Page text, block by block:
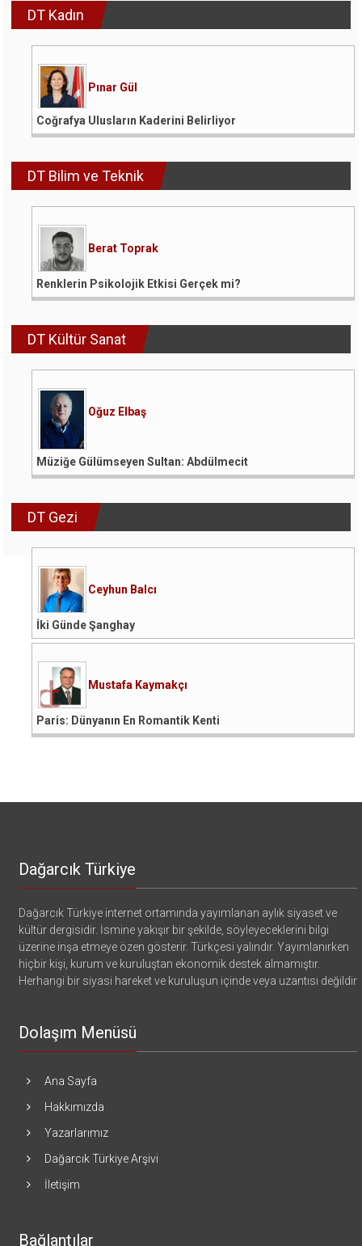
DT Kadın
Pınar Gül
Coğrafya Ulusların Kaderini Belirliyor
DT Bilim ve Teknik
Berat Toprak
Renklerin Psikolojik Etkisi Gerçek mi?
DT Kültür Sanat
Oğuz Elbaş
Müziğe Gülümseyen Sultan: Abdülmecit
DT Gezi
Ceyhun Balcı
İki Günde Şanghay
Mustafa Kaymakçı
Paris: Dünyanın En Romantik Kenti
Dağarcık Türkiye
Dağarcık Türkiye internet ortamında yayımlanan aylık siyaset ve
kültür dergisidir. İsmine yakışır bir şekilde, söyleyeceklerini bilgi
üzerine inşa etmeye özen gösterir. Türkçesi yalındır. Yayımlanırken
hiçbir kişi, kurum ve kuruluştan ekonomik destek almamıştır.
Herhangi bir siyasi hareket ve kuruluşun içinde veya uzantısı değildir
Dolaşım Menüsü
Ana Sayfa
Hakkımızda
Yazarlarımız
Dağarcık Türkiye Arşivi
İletişim
Bağlantılar